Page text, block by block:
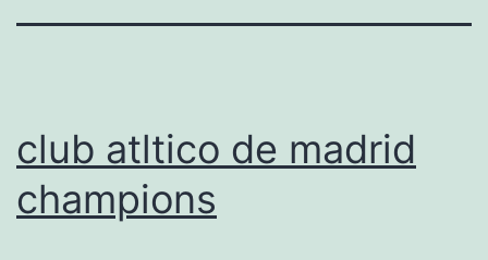
club atltico de madrid
champions